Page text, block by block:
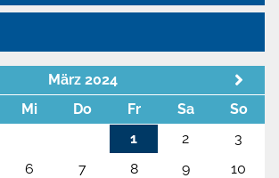
März 2024
Mi Do Fr Sa
So
1
2
3
6 7 8 9
10